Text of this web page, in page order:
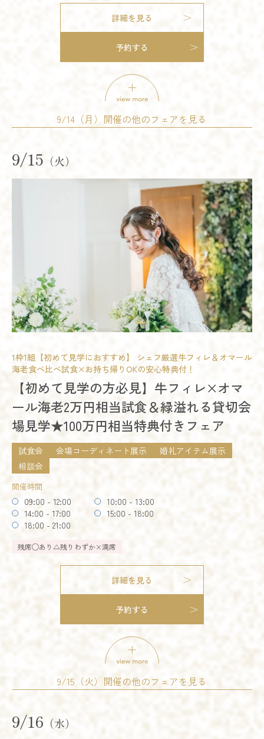
試食会
会場コーディネート展示
婚礼アイテム展示
相談会
お得なご来館特典プレゼント
14:00 - 14:30
15:00 - 15:30
残席◯あり△残りわずか
詳細を見る
予約する
相談会
開催時間
10:00 - 13:00
15:00 - 18:00
詳細を見る
予約する
オススメ 残りわずか
会場コーディネート展示
09:00 - 12:00
10:00 - 13:00
残席◯あり△残りわずか
会場コーディネート展示 相談会
09:00 - 12:00
10:00 - 13:00
14:00 - 17:00
15:00 - 18:00
18:00 - 21:00
残席◯あり△残りわずか×満席
詳細を見る
予約する
試食会 会場コーディネート展示
相談会
詳細を見る
予約する
模擬挙式 模擬披露宴
試食会
会場コーディネート展示
婚礼アイテム展示
相談会
お得なご来館特典プレゼント
開催時間
09:00 - 12:00
10:00 - 13:00
14:00 - 17:00
15:00 - 16:00
18:00 - 21:00
残席◯あり
詳細を見る
予約する
9/14（月）開催の他のフェアを見る
9/15 （火）
1枠1組【初めて見学におすすめ】 シェフ厳選牛フィレ＆オマール
海老食べ比べ試食×お持ち帰りOKの安心特典付！
【初めて見学の方必見】牛フィレ×オマ
ール海老2万円相当試食＆緑溢れる貸切会
場見学★100万円相当特典付きフェア
試食会 会場コーディネート展示
婚礼アイテム展示
相談会
開催時間
09:00 - 12:00
10:00 - 13:00
14:00 - 17:00
15:00 - 18:00
18:00 - 21:00
残席◯あり △残りわずか×満席
詳細を見る
予約する
9/15（火）開催の他のフェアを見る
9/16 （水）